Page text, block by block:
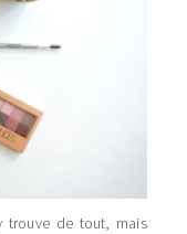
trouve de tout, mais